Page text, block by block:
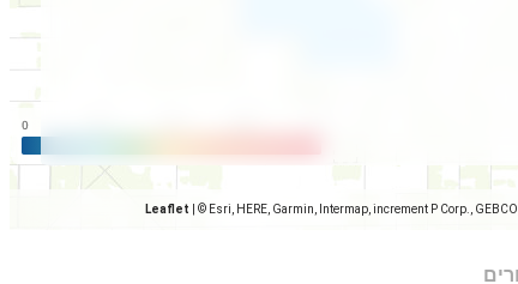
Leaflet © Esri, HERE, Garmin, Intermap, increment P Corp.,